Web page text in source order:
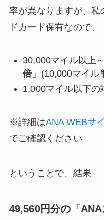
率が異なりますが、
ドカード保有なので、
30,000マイル以上
倍」(10,000マイル
1,000マイル以下の
※詳細はANA WEBサ
でご確認ください
ということで、結果
49,560円分の「ANA